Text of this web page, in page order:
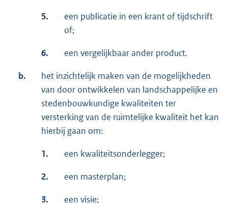
5.
een publicatie in een krant of tijdschrift
of;
6. een vergelijkbaar ander product.
b.
het inzichtelijk maken van de mogelijkheden
van door ontwikkelen van landschappelijke en
stedenbouwkundige kwaliteiten ter
versterking van de ruimtelijke kwaliteit het kan
hierbij gaan om:
1. een kwaliteitsonderlegger;
2. een masterplan;
3. een visie;